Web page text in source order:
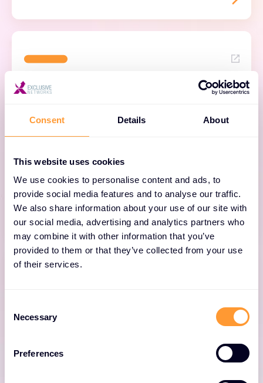
Consent Details About
This website uses cookies
We use cookies to personalise content and ads, to
provide social media features and to analyse our traffic.
We also share information about your use of our site with
our social media, advertising and analytics partners who
may combine it with other information that you’ve
provided to them or that they’ve collected from your use
of their services.
Necessary
Preferences
local afin de fournir une visibilité complète des
actifs et une surveillance du réseau pour les
industries critiques.
Guardian Air
Le capteur de sécurité sans fil Nozomi